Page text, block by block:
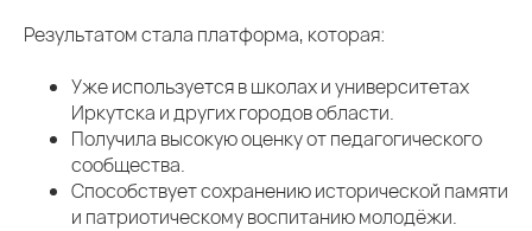
Результатом стала платформа, которая:
Уже используется в школах и университетах
Иркутска и других городов области.
Получила высокую оценку от педагогического
сообщества.
Способствует сохранению исторической памяти
и патриотическому воспитанию молодёжи.